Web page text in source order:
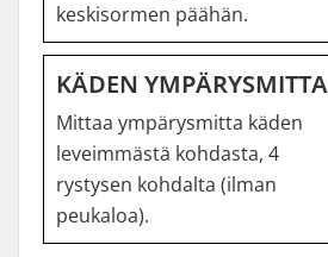
keskisormen päähän.
KÄDEN YMPÄRYSMITTA
Mittaa ympärysmitta käden
leveimmästä kohdasta, 4
rystysen kohdalta (ilman
peukaloa).